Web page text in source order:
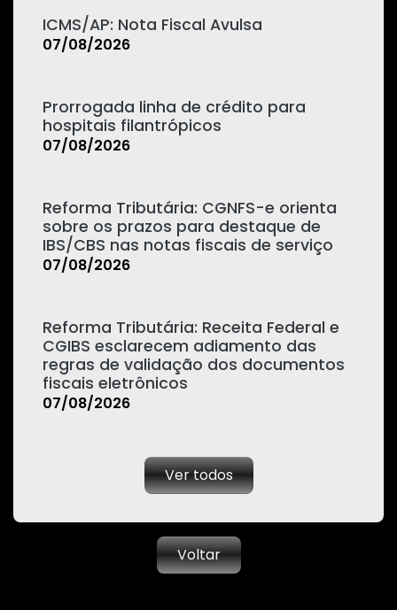
ICMS/AP: Nota Fiscal Avulsa
07/08/2026
Prorrogada linha de crédito para
hospitais filantrópicos
07/08/2026
Reforma Tributária: CGNFS-e orienta
sobre os prazos para destaque de
IBS/CBS nas notas fiscais de serviço
07/08/2026
Reforma Tributária: Receita Federal e
CGIBS esclarecem adiamento das
regras de validação dos documentos
fiscais eletrônicos
07/08/2026
Ver todos
Voltar